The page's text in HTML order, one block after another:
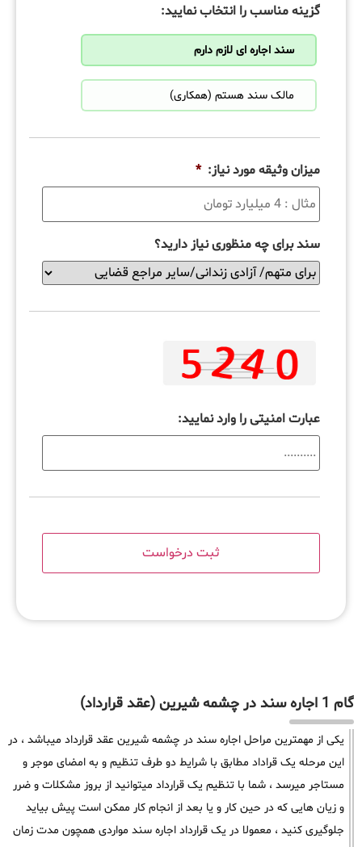
گزینه مناسب را انتخاب نمایید:
سند اجاره ای لازم دارم
مالک سند هستم (همکاری)
میزان وثیقه مورد نیاز: *
سند برای چه منظوری نیاز دارید؟
عبارت امنیتی را وارد نمایید:
گام 1 اجاره سند در چشمه شیرین (عقد قرارداد)
یکی از مهمترین مراحل اجاره سند در چشمه شیرین عقد قرارداد میباشد ، در
این مرحله یک قراداد مطابق با شرایط دو طرف تنظیم و به امضای موجر و
مستاجر میرسد ، شما با تنظیم یک قرارداد میتوانید از بروز مشکلات و ضرر
و زیان هایی که در حین کار و یا بعد از انجام کار ممکن است پیش بیاید
جلوگیری کنید ، معمولا در یک قرارداد اجاره سند مواردی همچون مدت زمان